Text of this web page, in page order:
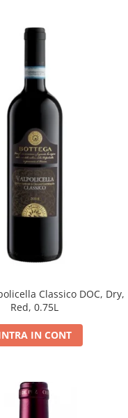
Classico DOC, Dry,
Red, 0.75L
IN CONT